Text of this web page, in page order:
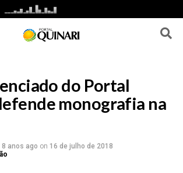
do Portal
monografia na
8 anos ago on 16 de julho de 2018